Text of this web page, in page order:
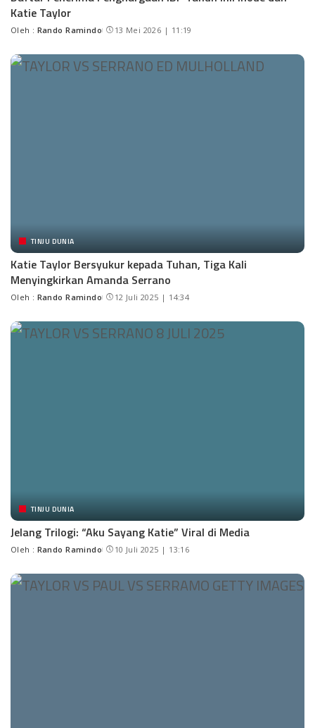
Katie Taylor
Oleh : Rando Ramindo 13 Mei 2026 | 11:19
TINJU DUNIA
Katie Taylor Bersyukur kepada Tuhan, Tiga Kali
Menyingkirkan Amanda Serrano
Oleh : Rando Ramindo 12 Juli 2025 | 14:34
TINJU DUNIA
Jelang Trilogi: “Aku Sayang Katie” Viral di Media
Oleh : Rando Ramindo 10 Juli 2025 | 13:16